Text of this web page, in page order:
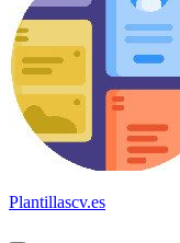
Plantillascv.es